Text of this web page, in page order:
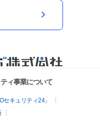
ィ事業について
キュリティ24」